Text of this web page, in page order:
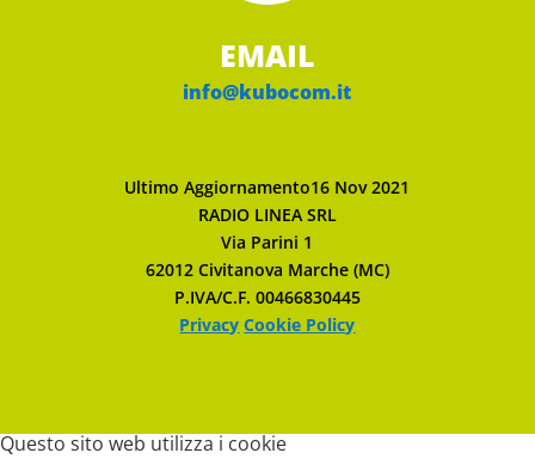
EMAIL
info@kubocom.it
Ultimo Aggiornamento16 Nov 2021
RADIO LINEA SRL
Via Parini 1
62012 Civitanova Marche (MC)
P.IVA/C.F. 00466830445
Privacy Cookie Policy
Questo sito web utilizza i cookie